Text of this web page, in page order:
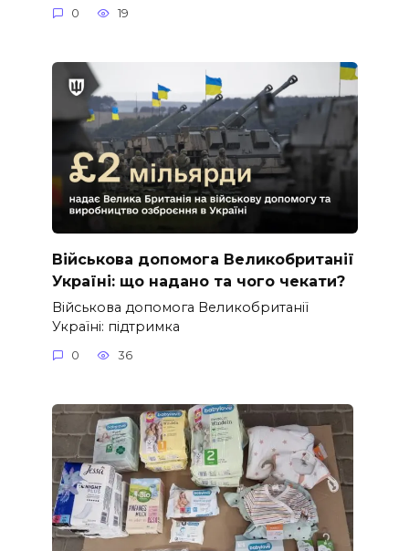
0 19
Військова допомога Великобританії
Україні: що надано та чого чекати?
Військова допомога Великобританії
Україні: підтримка
0 36